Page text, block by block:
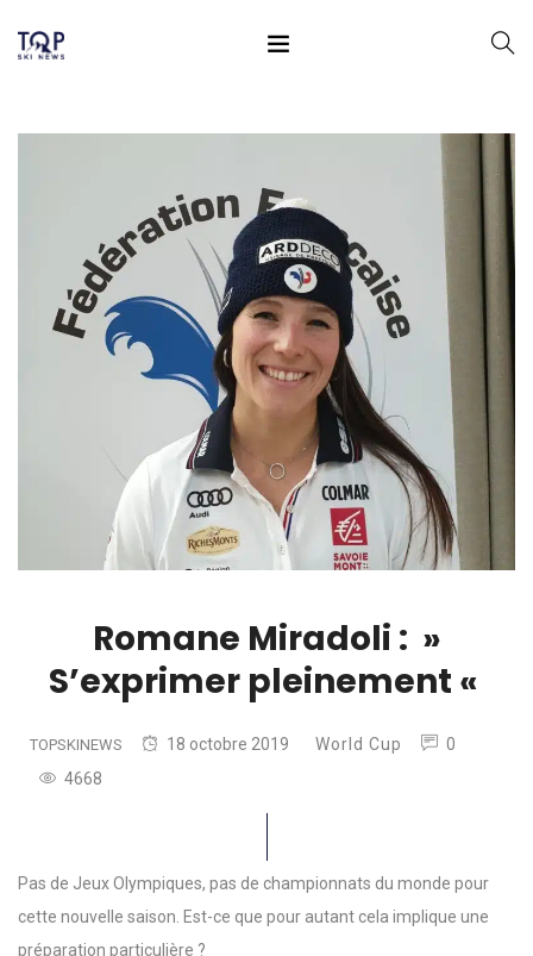
Romane Miradoli : »
S’exprimer pleinement «
TOPSKINEWS 18 octobre 2019 World Cup
0
4668
Pas de Jeux Olympiques, pas de championnats du monde pour
cette nouvelle saison. Est-ce que pour autant cela implique une
préparation particulière ?